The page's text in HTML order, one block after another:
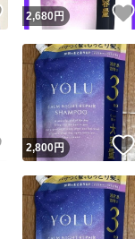
いいね！
2,680円
いいね！
2,800円